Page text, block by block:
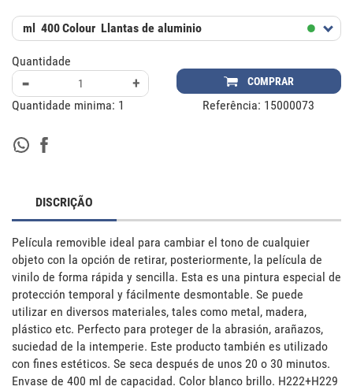
ml 400Colour Llantas de aluminio
Quantidade
- + COMPRAR
Quantidade minima: 1 Referência: 15000073
DISCRIÇÃO
Película removible ideal para cambiar el tono de cualquier
objeto con la opción de retirar, posteriormente, la película de
vinilo de forma rápida y sencilla. Esta es una pintura especial de
protección temporal y fácilmente desmontable. Se puede
utilizar en diversos materiales, tales como metal, madera,
plástico etc. Perfecto para proteger de la abrasión, arañazos,
suciedad de la intemperie. Este producto también es utilizado
con fines estéticos. Se seca después de unos 20 o 30 minutos.
Envase de 400 ml de capacidad. Color blanco brillo. H222+H229